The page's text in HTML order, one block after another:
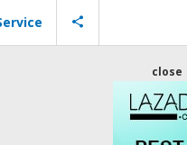
close